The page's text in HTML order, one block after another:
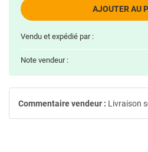
AJOUTER AU
Vendu et expédié par :
Note vendeur :
Commentaire vendeur : Livraison